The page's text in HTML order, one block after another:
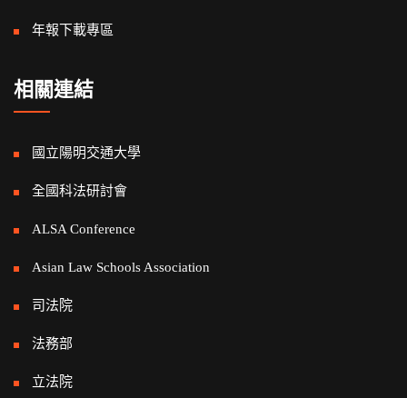
年報下載專區
相關連結
國立陽明交通大學
全國科法研討會
ALSA Conference
Asian Law Schools Association
司法院
法務部
立法院